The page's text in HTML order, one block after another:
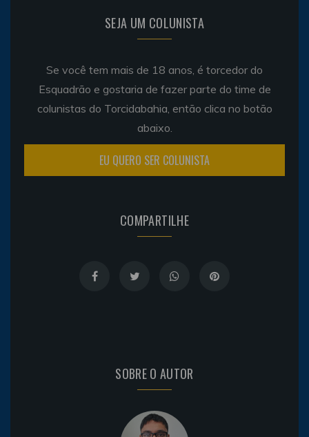
SEJA UM COLUNISTA
Se você tem mais de 18 anos, é torcedor do
Esquadrão e gostaria de fazer parte do time de
colunistas do Torcidabahia, então clica no botão
abaixo.
EU QUERO SER COLUNISTA
COMPARTILHE
SOBRE O AUTOR